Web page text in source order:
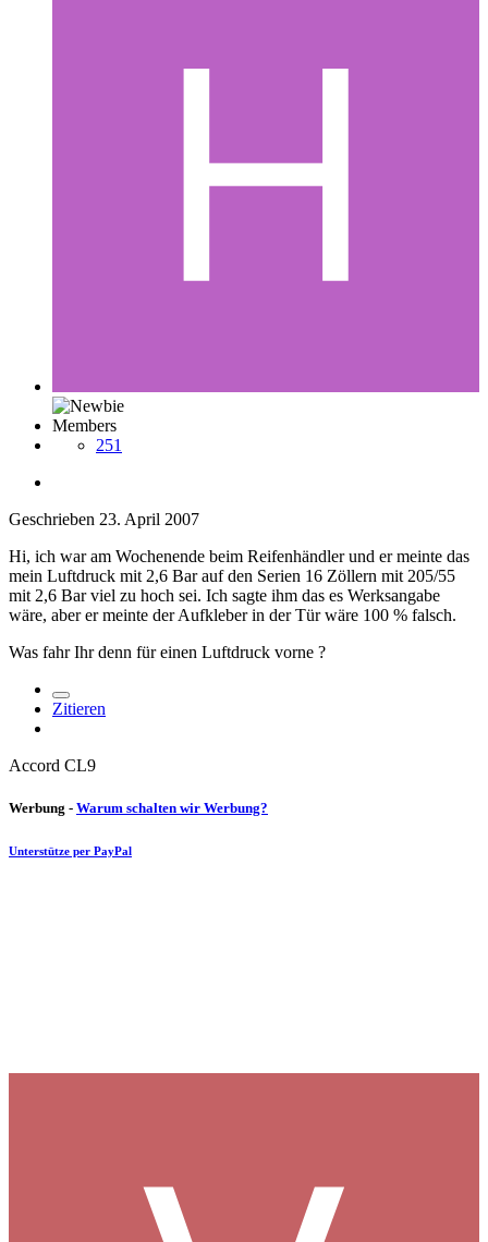
Members
251
Geschrieben 23. April 2007
Hi, ich war am Wochenende beim Reifenhändler und er meinte das
mein Luftdruck mit 2,6 Bar auf den Serien 16 Zöllern mit 205/55
mit 2,6 Bar viel zu hoch sei. Ich sagte ihm das es Werksangabe
wäre, aber er meinte der Aufkleber in der Tür wäre 100 % falsch.
Was fahr Ihr denn für einen Luftdruck vorne ?
Zitieren
Accord CL9
Werbung - Warum schalten wir Werbung?
Unterstütze per PayPal